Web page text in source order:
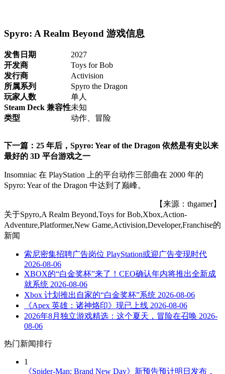
Spyro: A Realm Beyond 游戏信息
发售日期
2027
开发商
Toys for Bob
发行商
Activision
所属系列
Spyro the Dragon
玩家人数
单人
Steam Deck 兼容性未知
类型
动作、冒险
下一篇：25 年后，Spyro: Year of the Dragon 依然是有史以来
最好的 3D 平台游戏之一
Insomniac 在 PlayStation 上的平台动作三部曲在 2000 年的
Spyro: Year of the Dragon 中达到了巅峰。
【来源：thgamer】
关于Spyro,A Realm Beyond,Toys for Bob,Xbox,Action-
Adventure,Platformer,New Game,Activision,Developer,Franchise的
新闻
索尼密集招聘广告岗位 PlayStation或迎广告变现时代
2026-08-06
XBOX的“白金奖杯”来了！CEO确认年内将推出全新成
就系统 2026-08-06
Xbox 计划推出自家的“白金奖杯”系统 2026-08-06
《Apex 英雄：诸神烙印》现已上线 2026-08-06
2026年8月独立游戏精选：这个夏天，冒险在召唤 2026-
08-06
热门新闻排行
1
《Spider-Man: Brand New Day》新预告预计明日发布，